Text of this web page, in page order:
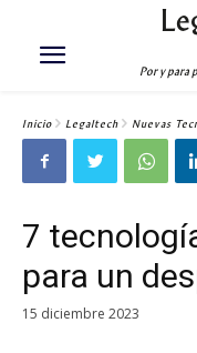
Por y para
Inicio Legaltech Nuevas
7
para un
15 diciembre 2023